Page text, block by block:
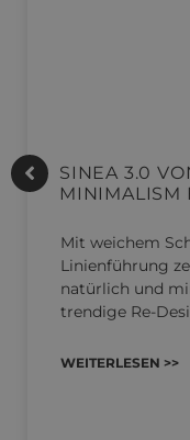
SINEA 3.0
MINIMALISM
Mit weichem
Linienführung
natürlich und
trendige Re-
WEITERLESEN >>